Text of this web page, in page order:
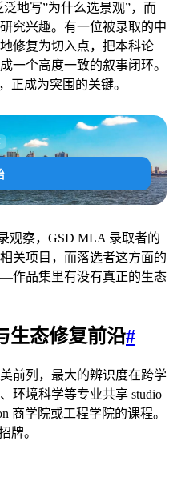
泛地写”为什么选景观”，而
究兴趣。有一位被录取的中
修复为切入点，把本科论
一个高度一致的叙事闭环。
正成为突围的关键。
观察，GSD MLA 录取者的
关项目，而落选者这方面的
作品集里有没有真正的生态
生态修复前沿#
前列，最大的辨识度在跨学
环境科学等专业共享 studio
商学院或工程学院的课程。
牌。